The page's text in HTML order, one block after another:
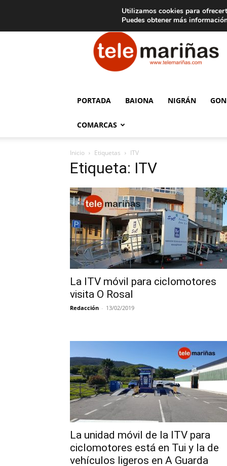
Aviso legal Tarifas de publicidad
Telemariñas
PORTADA BAIONA NIGRÁN
COMARCAS
Inicio Etiquetas ITV
Etiqueta: ITV
La ITV móvil para ciclomotores
visita O Rosal
Redacción - 13/02/2019
La unidad móvil de la ITV para
ciclomotores está en Tui y la de
vehículos ligeros en A Guarda
Utilizamos cookies para
Puedes obtener más